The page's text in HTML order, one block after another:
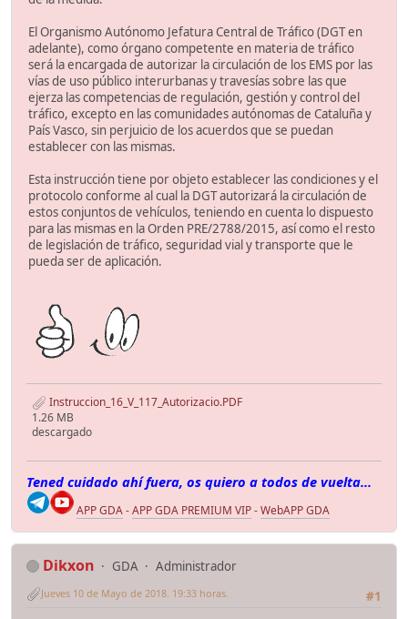
El Organismo Autónomo Jefatura Central de Tráfico (DGT en
adelante), como órgano competente en materia de tráfico
será la encargada de autorizar la circulación de los EMS por las
vías de uso público interurbanas y travesías sobre las que
ejerza las competencias de regulación, gestión y control del
tráfico, excepto en las comunidades autónomas de Cataluña y
País Vasco, sin perjuicio de los acuerdos que se puedan
establecer con las mismas.
Esta instrucción tiene por objeto establecer las condiciones y el
protocolo conforme al cual la DGT autorizará la circulación de
estos conjuntos de vehículos, teniendo en cuenta lo dispuesto
para las mismas en la Orden PRE/2788/2015, así como el resto
de legislación de tráfico, seguridad vial y transporte que le
pueda ser de aplicación.
Instruccion_16_V_117_Autorizacio.PDF
1.26 MB
descargado
Tened cuidado ahí fuera, os quiero a todos de vuelta...
APP GDA-APP GDA PREMIUM VIP-WebAPP GDA
Dikxon GDA
Administrador
#1
Jueves 10 de Mayo de 2018. 19:33 horas.